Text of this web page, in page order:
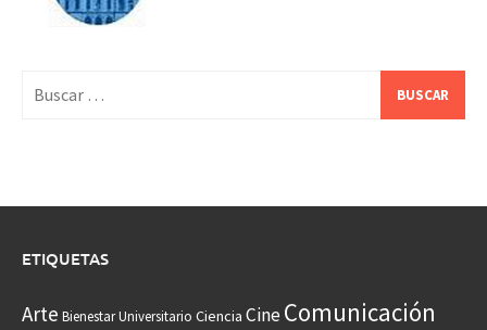
ETIQUETAS
Arte Bienestar Universitario Ciencia CineComunicación